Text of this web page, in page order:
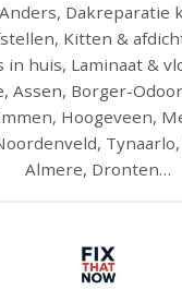
Dakreparatie
Kitten &
in huis, Laminaat &
Assen, Borger-
Hoogeveen,
Almere, Dronten…